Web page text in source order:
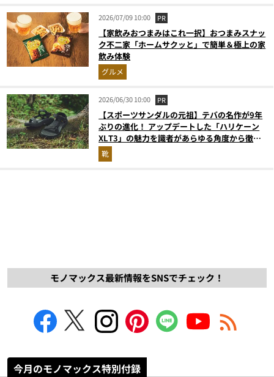
2026/07/09 10:00 PR
【家飲みおつまみはこれ一択】おつまみスナッ
ク不二家「ホームサクッと」で簡単＆極上の家
飲み体験
グルメ
2026/06/30 10:00 PR
【スポーツサンダルの元祖】テバの名作が9年
ぶりの進化！ アップデートした「ハリケーン
XLT3」の魅力を識者があらゆる角度から徹底
解説！
靴
モノマックス最新情報をSNSでチェック！
今月のモノマックス特別付録